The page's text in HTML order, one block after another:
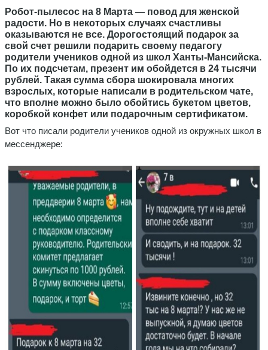
Робот-пылесос на 8 Марта — повод для женской
радости. Но в некоторых случаях счастливы
оказываются не все. Дорогостоящий подарок за
свой счет решили подарить своему педагогу
родители учеников одной из школ Ханты-Мансийска.
По их подсчетам, презент им обойдется в 24 тысячи
рублей. Такая сумма сбора шокировала многих
взрослых, которые написали в родительском чате,
что вполне можно было обойтись букетом цветов,
коробкой конфет или подарочным сертификатом.
Вот что писали родители учеников одной из окружных школ в
мессенджере: